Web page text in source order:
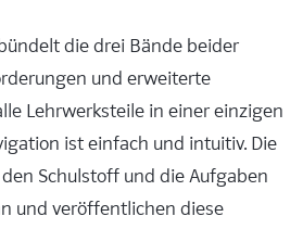
bündelt die drei Bände beider
und erweiterte
Lehrwerksteile in einer einzigen
ist einfach und intuitiv. Die
Schulstoff und die Aufgaben
und veröffentlichen diese